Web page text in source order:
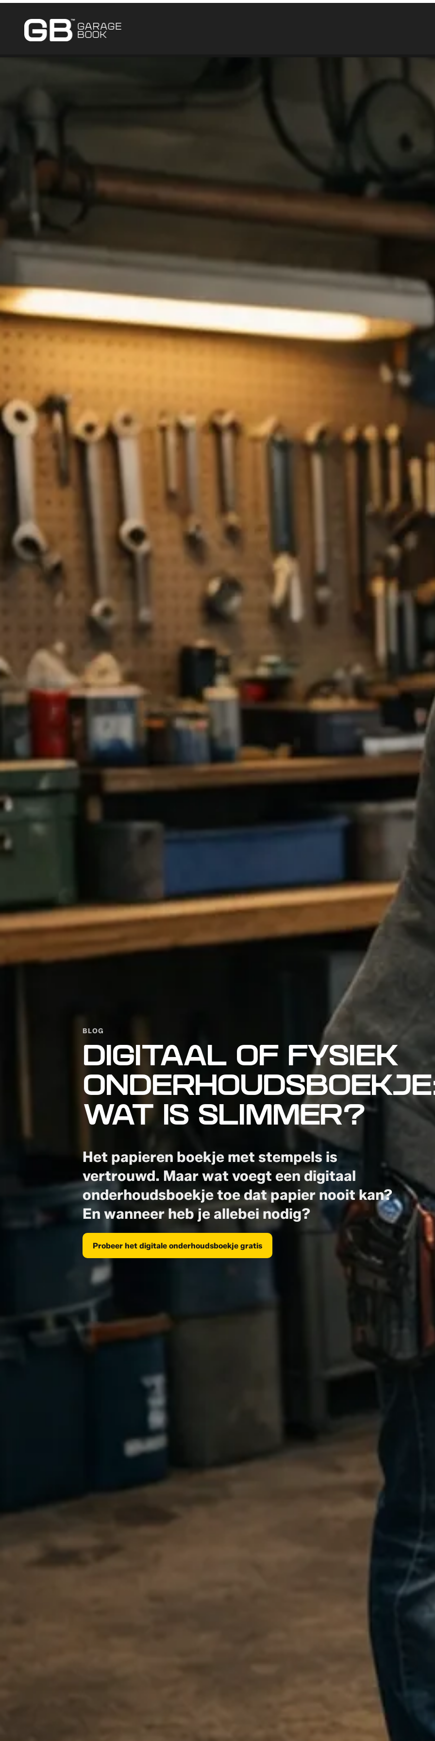
BLOG
DIGITAAL OF FYSIEK
WAT IS SLIMMER?
Het papieren boekje met stempels is
vertrouwd. Maar wat voegt een digitaal
onderhoudsboekje toe dat papier nooit kan?
En wanneer heb je allebei nodig?
Probeer het digitale onderhoudsboekje gratis